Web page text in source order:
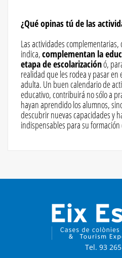
¿Qué opinas tú de las
Las actividades
indica,complementan la
etapa de escolarizaciónó,
realidad que les rodea y pasar en
adulta. Un buen calendario de
educativo, contribuirá no sólo a
hayan aprendido los alumnos,
descubrir nuevas capacidades y
indispensables para su
Tel. 93